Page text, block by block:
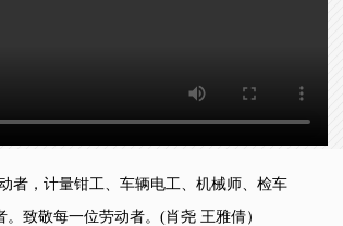
，计量钳工、车辆电工、机械师、检车
致敬每一位劳动者。(肖尧 王雅倩）